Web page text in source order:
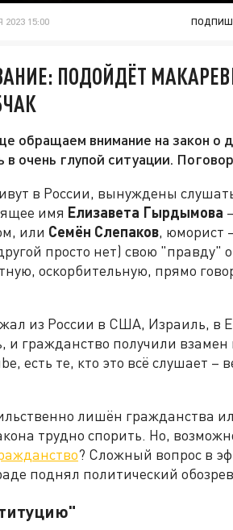
15:00
ПОДОЙДЁТ
обращаем внимание на закон о
в очень глупой ситуации.
в России, вынуждены
имя Елизавета Гырдымова
или Семён Слепаков, юморист
просто нет) свою "правду"
оскорбительную, прямо
из России в США, Израиль, в
и гражданство получили
есть те, кто это всё слушает –
лишён гражданства
трудно спорить. Но,
? Сложный вопрос в
поднял политический